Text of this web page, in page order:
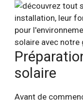
solaire
Avant de